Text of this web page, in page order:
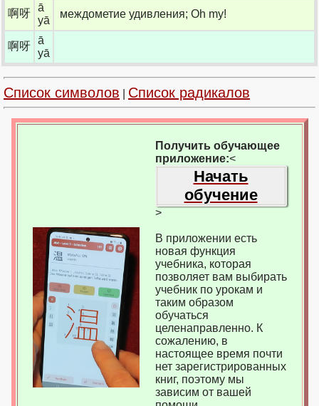
啊呀 ā
yā
междометие удивления; Oh my!
啊呀 ā
yā
Список символов Список радикалов
Получить обучающее
приложение:<
Начать
обучение
>
В приложении есть
новая функция
учебника, которая
позволяет вам выбирать
учебник по урокам и
таким образом
обучаться
целенаправленно. К
сожалению, в
настоящее время почти
нет зарегистрированных
книг, поэтому мы
зависим от вашей